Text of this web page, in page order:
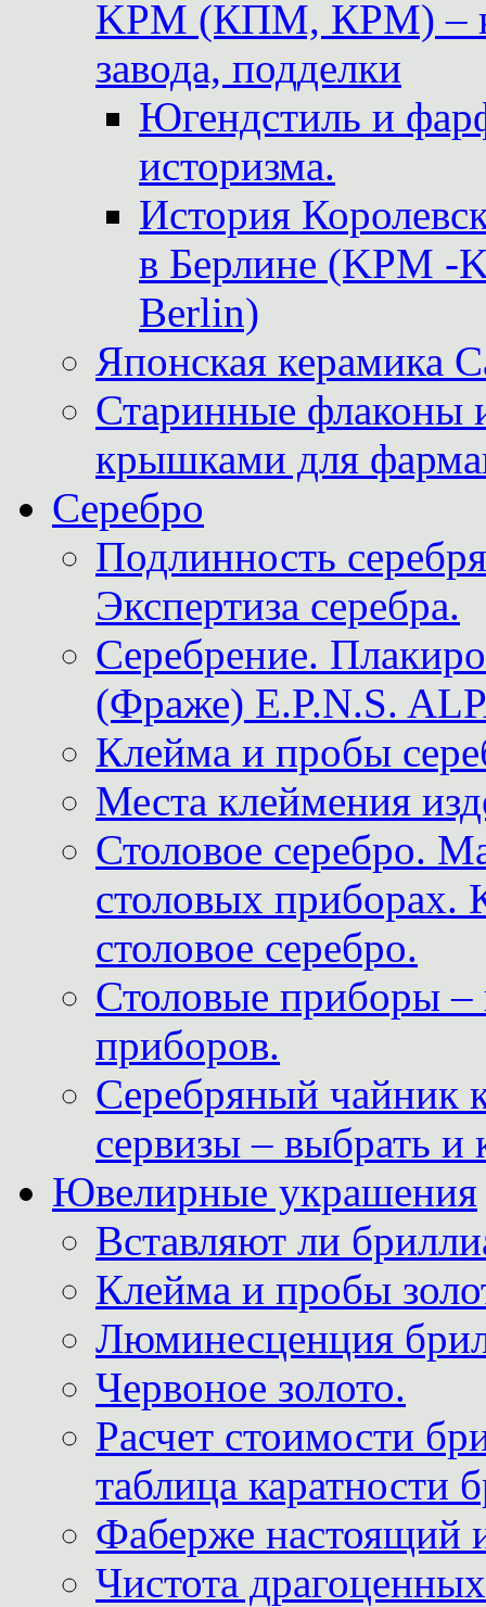
KPM (КПМ, КРМ) –
завода, подделки
Югендстиль и
историзма.
История
в Берлине (KPM -
Berlin)
Японская керамика
Старинные флаконы
крышками для
Серебро
Подлинность
Экспертиза серебра.
Серебрение.
(Фраже) E.P.N.S.
Клейма и пробы
Места клеймения
Столовое серебро.
столовых приборах.
столовое серебро.
Столовые приборы –
приборов.
Серебряный чайник
сервизы – выбрать и
Ювелирные украшения
Вставляют ли
Клейма и пробы
Люминесценция
Червоное золото.
Расчет стоимости
таблица каратности
Фаберже настоящий
Чистота